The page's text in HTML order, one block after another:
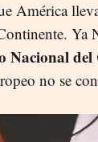
América
Ya
Nacional del
no se